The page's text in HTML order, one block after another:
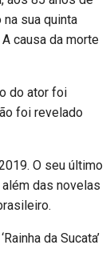
sua quinta
causa da morte
do ator foi
foi revelado
O seu último
além das novelas
da Sucata’